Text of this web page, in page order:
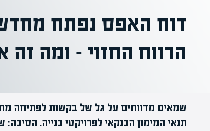
דוח האפס נפתח
הרווח החזוי – ומה
שמאים מדווחים על גל של בקשות לפתיחה
תנאי המימון הבנקאי לפרויקטי בנייה.